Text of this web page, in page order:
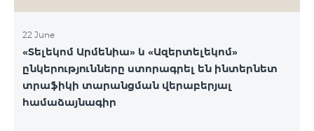
22 June
«Տելեկոմ Արմենիա» և «Ազերտելեկոմ»
ընկերությունները ստորագրել են ինտերնետ
տրաֆիկի տարանցման վերաբերյալ
համաձայնագիր